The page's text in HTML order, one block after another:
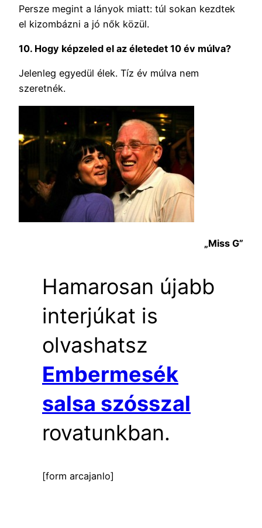
Persze megint a lányok miatt: túl sokan kezdtek
el kizombázni a jó nők közül.
10. Hogy képzeled el az életedet 10 év múlva?
Jelenleg egyedül élek. Tíz év múlva nem
szeretnék.
„Miss G”
Hamarosan újabb
interjúkat is
olvashatsz
Embermesék
salsa szósszal
rovatunkban.
[form arcajanlo]